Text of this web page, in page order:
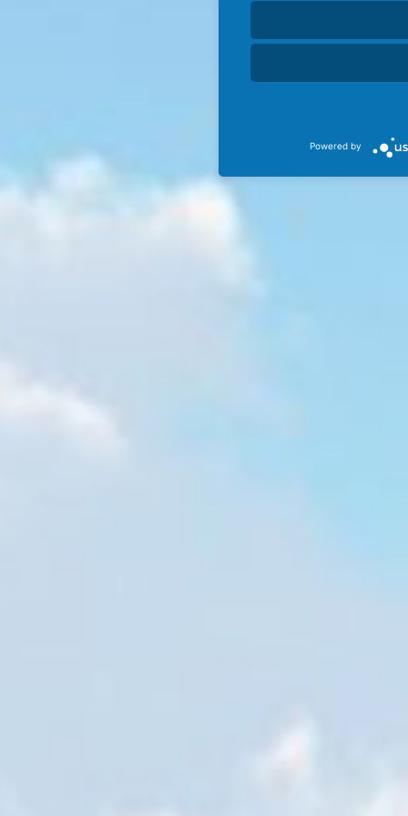
Powered by